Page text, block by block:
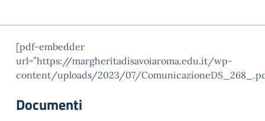
[pdf-embedder
url=”https://margheritadisavoiaroma.edu.it/wp-
content/uploads/2023/07/
Documenti